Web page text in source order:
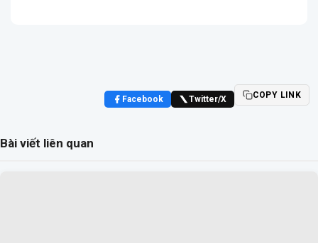
Facebook Twitter/X COPY LINK
Bài viết liên quan